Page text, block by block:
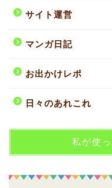
サイト運営
マンガ日記
お出かけレポ
日々のあれこれ
私が使